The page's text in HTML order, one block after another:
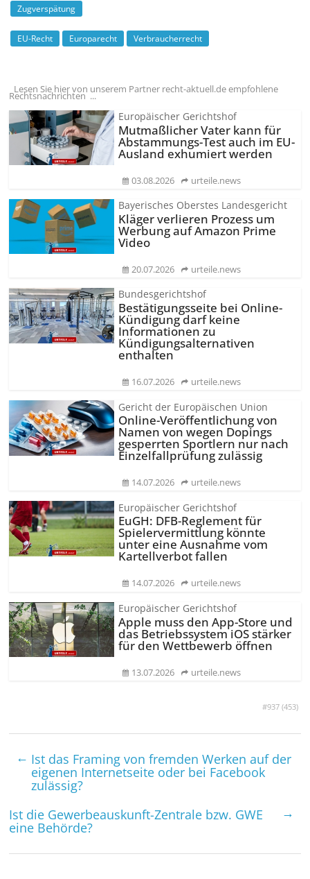
Zugverspätung
EU-Recht Europarecht Verbraucherrecht
#937 (453)
Lesen Sie hier von unserem Partner recht-aktuell.de empfohlene
Rechtsnachrichten ...
Europäischer Gerichtshof
Mutmaßlicher Vater kann für
Abstammungs-Test auch im EU-
Ausland exhumiert werden
03.08.2026 urteile.news
Bayerisches Oberstes Landesgericht
Kläger verlieren Prozess um
Werbung auf Amazon Prime
Video
20.07.2026 urteile.news
Bundesgerichtshof
Bestätigungsseite bei Online-
Kündigung darf keine
Informationen zu
Kündigungsal­ternativen
enthalten
16.07.2026 urteile.news
Gericht der Europäischen Union
Online-Veröffentlichung von
Namen von wegen Dopings
gesperrten Sportlern nur nach
Einzelfallprüfung zulässig
14.07.2026 urteile.news
Europäischer Gerichtshof
EuGH: DFB-Reglement für
Spielervermittlung könnte
unter eine Ausnahme vom
Kartellverbot fallen
14.07.2026 urteile.news
Europäischer Gerichtshof
Apple muss den App-Store und
das Betriebssystem iOS stärker
für den Wettbewerb öffnen
13.07.2026 urteile.news
← Ist das Framing von fremden Werken auf der
eigenen Internetseite oder bei Facebook
zulässig?
Ist die Gewerbeauskunft-Zentrale bzw. GWE
eine Behörde?
→